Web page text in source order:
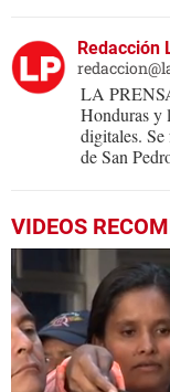
Redacción
LA
Honduras y
digitales.
de San
VIDEOS